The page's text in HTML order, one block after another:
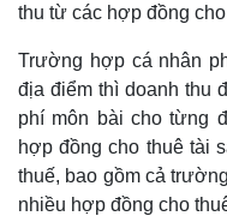
thu từ các hợp đồng
Trường hợp cá nhân
địa điểm thì doanh thu
phí môn bài cho từng
hợp đồng cho thuê tài
thuế, bao gồm cả
nhiều hợp đồng cho